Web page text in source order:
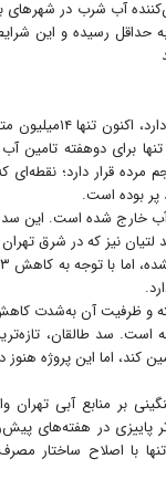
آب شرب در شهرهای
حداقل رسیده و این
سد امیرکبیر، نخستین سد
تنها برای دوهفته
مرده قرار دارد؛
۹۹درصدی عملاً از چرخه تامین آب
نیز که در شرق
و ظرفیت آن به‌شدت
سد طالقان،
شده و قرار است آب مورد نیاز ۳میلیون نفر را
بر منابع آبی تهران
در هفته‌های
با اصلاح ساختار